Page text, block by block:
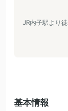
JR内子駅より
基本情報